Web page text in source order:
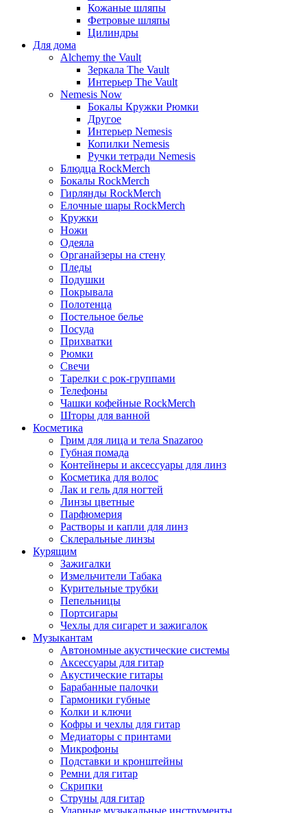
Кожаные шляпы
Фетровые шляпы
Цилиндры
Для дома
Alchemy the Vault
Зеркала The Vault
Интерьер The Vault
Nemesis Now
Бокалы Кружки Рюмки
Другое
Интерьер Nemesis
Копилки Nemesis
Ручки тетради Nemesis
Блюдца RockMerch
Бокалы RockMerch
Гирлянды RockMerch
Елочные шары RockMerch
Кружки
Ножи
Одеяла
Органайзеры на стену
Пледы
Подушки
Покрывала
Полотенца
Постельное белье
Посуда
Прихватки
Рюмки
Свечи
Тарелки с рок-группами
Телефоны
Чашки кофейные RockMerch
Шторы для ванной
Косметика
Грим для лица и тела Snazaroo
Губная помада
Контейнеры и аксессуары для линз
Косметика для волос
Лак и гель для ногтей
Линзы цветные
Парфюмерия
Растворы и капли для линз
Склеральные линзы
Курящим
Зажигалки
Измельчители Табака
Курительные трубки
Пепельницы
Портсигары
Чехлы для сигарет и зажигалок
Музыкантам
Автономные акустические системы
Аксессуары для гитар
Акустические гитары
Барабанные палочки
Гармоники губные
Колки и ключи
Кофры и чехлы для гитар
Медиаторы с принтами
Микрофоны
Подставки и кронштейны
Ремни для гитар
Скрипки
Струны для гитар
Ударные музыкальные инструменты